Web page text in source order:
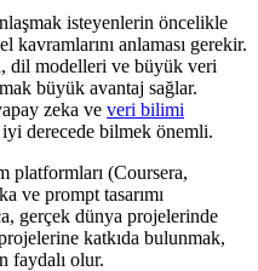
isteyenlerin öncelikle
anlaması gerekir.
dil modelleri ve büyük veri
büyük avantaj sağlar.
zeka ve veri bilimi
iyi derecede bilmek önemli.
platformları (Coursera,
ve prompt tasarımı
gerçek dünya projelerinde
katkıda bulunmak,
faydalı olur.